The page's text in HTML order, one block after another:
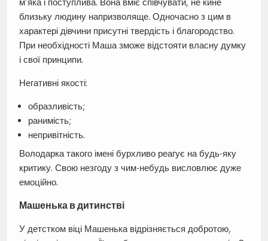
близьку людину напризволяще. Одночасно з цим в
характері дівчини присутні твердість і благородство.
При необхідності Маша зможе відстояти власну думку
і свої принципи.
Негативні якості:
образливість;
ранимість;
непривітність.
Володарка такого імені бурхливо реагує на будь-яку
критику. Свою незгоду з чим-небудь висловлює дуже
емоційно.
Машенька в дитинстві
У детстком віці Машенька відрізняється добротою,